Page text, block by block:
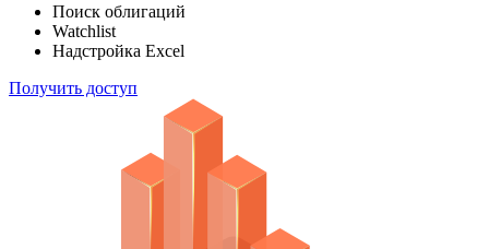
Поиск облигаций
Watchlist
Надстройка Excel
Получить доступ